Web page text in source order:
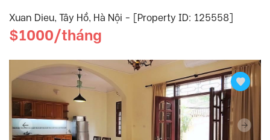
Xuan Dieu, Tây Hồ, Hà Nội - [Property ID: 125558]
$1000/tháng